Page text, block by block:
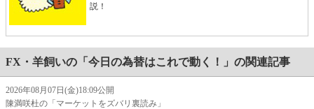
説！
FX・羊飼いの「今日の為替はこれで動く！」の関連記事
2026年08月07日(金)18:09公開
陳満咲杜の「マーケットをズバリ裏読み」